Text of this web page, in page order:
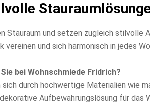
Stauraum und setzen zugleich stilvolle
und sich harmonisch in jedes
bei Wohnschmiede Fridrich?
sich durch hochwertige Materialien wie
Aufbewahrungslösung für